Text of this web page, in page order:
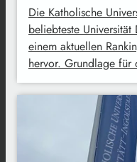
Die Katholische
beliebteste
einem aktuellen
hervor. Grundlage